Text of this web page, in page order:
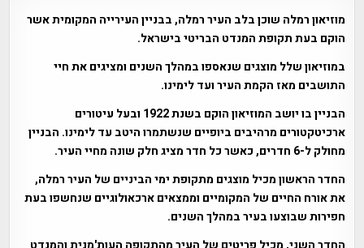
מוזיאון רמלה שוכן בלב העיר רמלה, בבניין העירייה המקומית אשר
הוקם בעת תקופת המנדט הבריטי בישראל.
במוזיאון שלל מוצגים שנאספו במהלך השנים ומציגים את חיי
התושבים מאז הקמת העיר ועד לימינו.
הבניין בו יושב המוזיאון הוקם בשנת 1922 ובעל עיטורים
ארכיטקטורים מרהיבים ביופיים שנשתמרו היטב עד לימינו. הבניין
מחולק ל-6 חדרים, כאשר כל חדר מציג חלק שונה מחיי העיר.
החדר הראשון מכיל מוצגים מתקופת ימי הביניים של העיר רמלה,
את אורח החיים של המקומיים וממצאים ארכאולוגיים שנחשפו בעת
חפירות שבוצעו בעיר במהלך השנים.